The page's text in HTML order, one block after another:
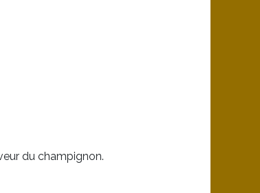
du champignon.